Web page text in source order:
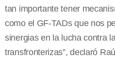
tan importante tener
como el GF-TADs que nos
sinergias en la lucha contra
transfronterizas”, declaró